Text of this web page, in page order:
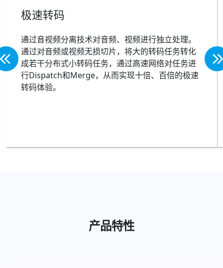
极速转码
通过音视频分离技术对音频、视频进行独立处理。
通过对音频或视频无损切片，将大的转码任务转化
成若干分布式小转码任务，通过高速网络对任务进
行Dispatch和Merge，从而实现十倍、百倍的极速
转码体验。
产品特性